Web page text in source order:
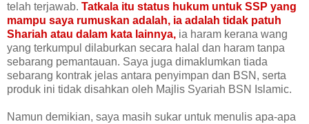
telah terjawab. Tatkala itu status hukum untuk SSP yang
mampu saya rumuskan adalah, ia adalah tidak patuh
Shariah atau dalam kata lainnya, ia haram kerana wang
yang terkumpul dilaburkan secara halal dan haram tanpa
sebarang pemantauan. Saya juga dimaklumkan tiada
sebarang kontrak jelas antara penyimpan dan BSN, serta
produk ini tidak disahkan oleh Majlis Syariah BSN Islamic.
Namun demikian, saya masih sukar untuk menulis apa-apa